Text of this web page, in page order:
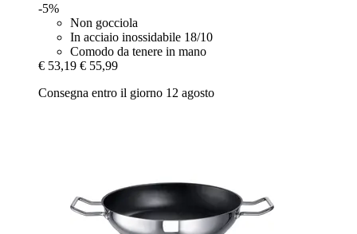
-5%
Non gocciola
In acciaio inossidabile 18/10
Comodo da tenere in mano
€ 53,19 € 55,99
Consegna entro il giorno 12 agosto